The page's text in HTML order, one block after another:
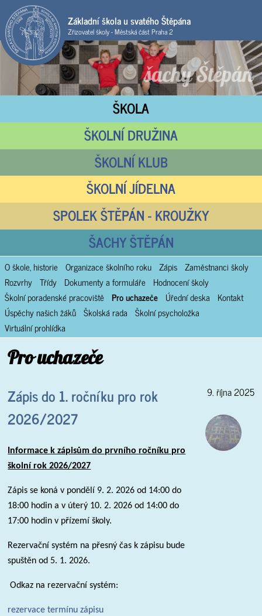
Základní škola u svatého Štěpána
Zřizovatel školy - Městská část Praha 2
ŠKOLA
ŠKOLNÍ DRUŽINA
ŠKOLNÍ KLUB
ŠKOLNÍ JÍDELNA
SPOLEK ŠTĚPÁN - KROUŽKY
ŠACHY ŠTĚPÁN
O škole, historie Organizace školního roku Zápis Zaměstnanci školy
Rozvrhy Třídy Dokumenty a formuláře
Hodnocení školy
Školní poradenské pracoviště
Pro uchazeče Úřední deska
Kontakt
Úspěchy našich žáků Školská rada Školní psycholožka
Virtuální prohlídka
Pro uchazeče
Zápis do 1. ročníku pro rok
2026/2027
Informace k zápisům do prvního ročníku pro
školní rok 2026/2027
Zápis se koná v pondělí 9. 2. 2026 od 14:00 do
18:00 hodin a v úterý 10. 2. 2026 od 14:00 do
17:00 hodin v přízemí školy.
Rezervační systém na přesný čas k zápisu bude
spuštěn od 5. 1. 2026.
Odkaz na rezervační systém:
rezervace termínu zápisu
9. října 2025